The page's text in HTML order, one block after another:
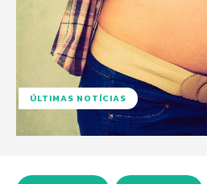
ÚLTIMAS NOTÍCIAS